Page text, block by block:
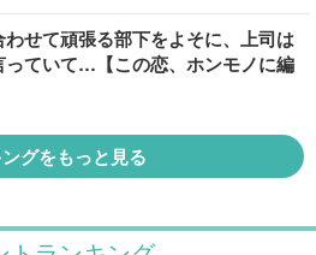
せて頑張る部下をよそに、上司は
っていて…【この恋、ホンモノに編
グをもっと見る